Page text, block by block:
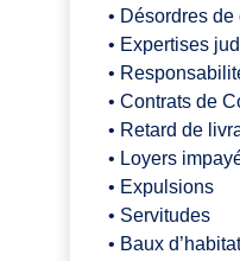
• Désordres
• Expertises
•
• Contrats de
• Retard de
• Loyers
• Expulsions
• Servitudes
• Baux